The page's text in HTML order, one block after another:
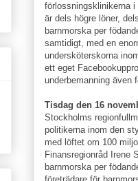
förlossningsklinikerna
är dels högre löner,
barnmorska per
samtidigt, med en
undersköterskorna
ett eget
underbemanning även
Tisdag den 16
Stockholms
politikerna inom den
med löftet om 100
Finansregionråd Irene
barnmorska per